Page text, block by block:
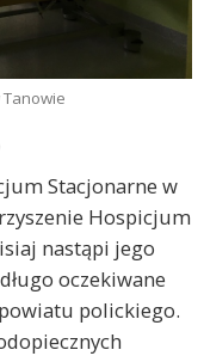
Stacjonarne w
Hospicjum
nastąpi jego
oczekiwane
polickiego.